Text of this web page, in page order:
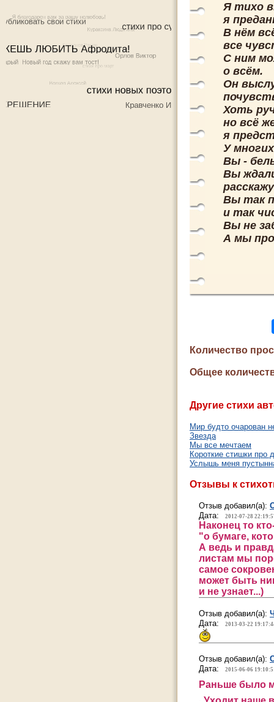
Я тихо
я
В нём
все
С ним
о всём.
Он
Хоть
но всё
я
У
Вы -
Вы
Вы так
и так
Вы не
А мы
Количество
Общее
Другие стихи
Мир будто очарован
Звезда
Мы все мечтаем
Короткие стишки про
Услышь меня
Отзывы к
Отзыв добавил(а):
Дата:
2012-07-28
Наконец то
"о бумаге,
А ведь и
листам мы
самое
может быть
и не узнает...)
Отзыв добавил(а):
Дата:
2013-03-22
Отзыв добавил(а):
Дата:
2015-06-06
Раньше было